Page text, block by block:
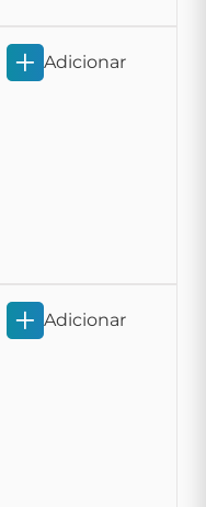
Adicionar
Adicionar